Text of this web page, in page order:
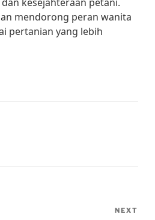
mendorong peran wanita
pertanian yang lebih
NEXT